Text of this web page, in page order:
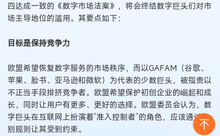
四达成一致的《数字市场法案》，将会终结数字巨头们对市
场主导地位的滥用。其要点如下：
目标是保持竞争力
欧盟希望恢复数字服务的市场秩序，而以GAFAM（谷歌、
苹果、脸书、亚马逊和微软）为代表的少数巨头，被指责以
不正当手段排挤竞争者。欧盟希望保护初创企业的崛起和成
长，同时让用户有更多、更好的选择。欧盟委员会认为，数
字巨头在互联网上扮演着“准入控制者”的角色，应该通过特
别规则让其受到约束。